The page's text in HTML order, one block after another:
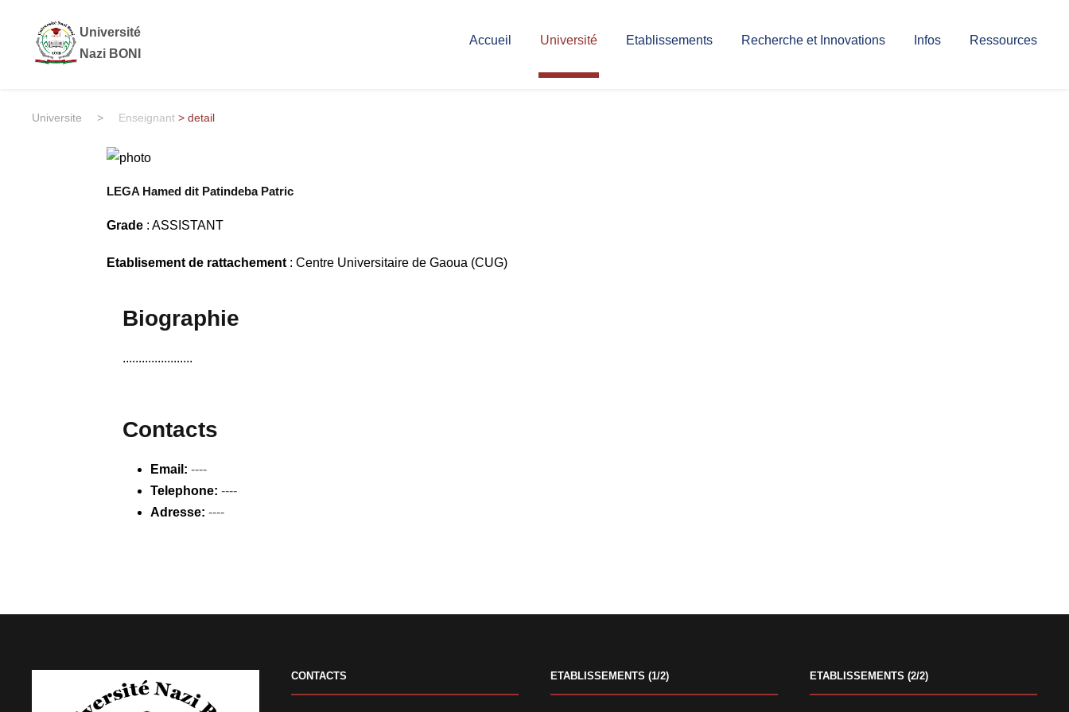
Université
Nazi BONI
Accueil Université Etablissements Recherche et Innovations Infos Ressources
Universite > Enseignant > detail
LEGA Hamed dit Patindeba Patric
Grade : ASSISTANT
Etablisement de rattachement: Centre Universitaire de Gaoua (CUG)
Biographie
......................
Contacts
Email: ----
Telephone: ----
Adresse: ----
CONTACTS ETABLISSEMENTS (1/2) ETABLISSEMENTS (2/2)